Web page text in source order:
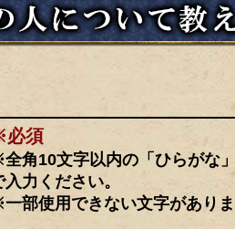
須
角10文字以内の「ひらがな
入力ください。
部使用できない文字がありま